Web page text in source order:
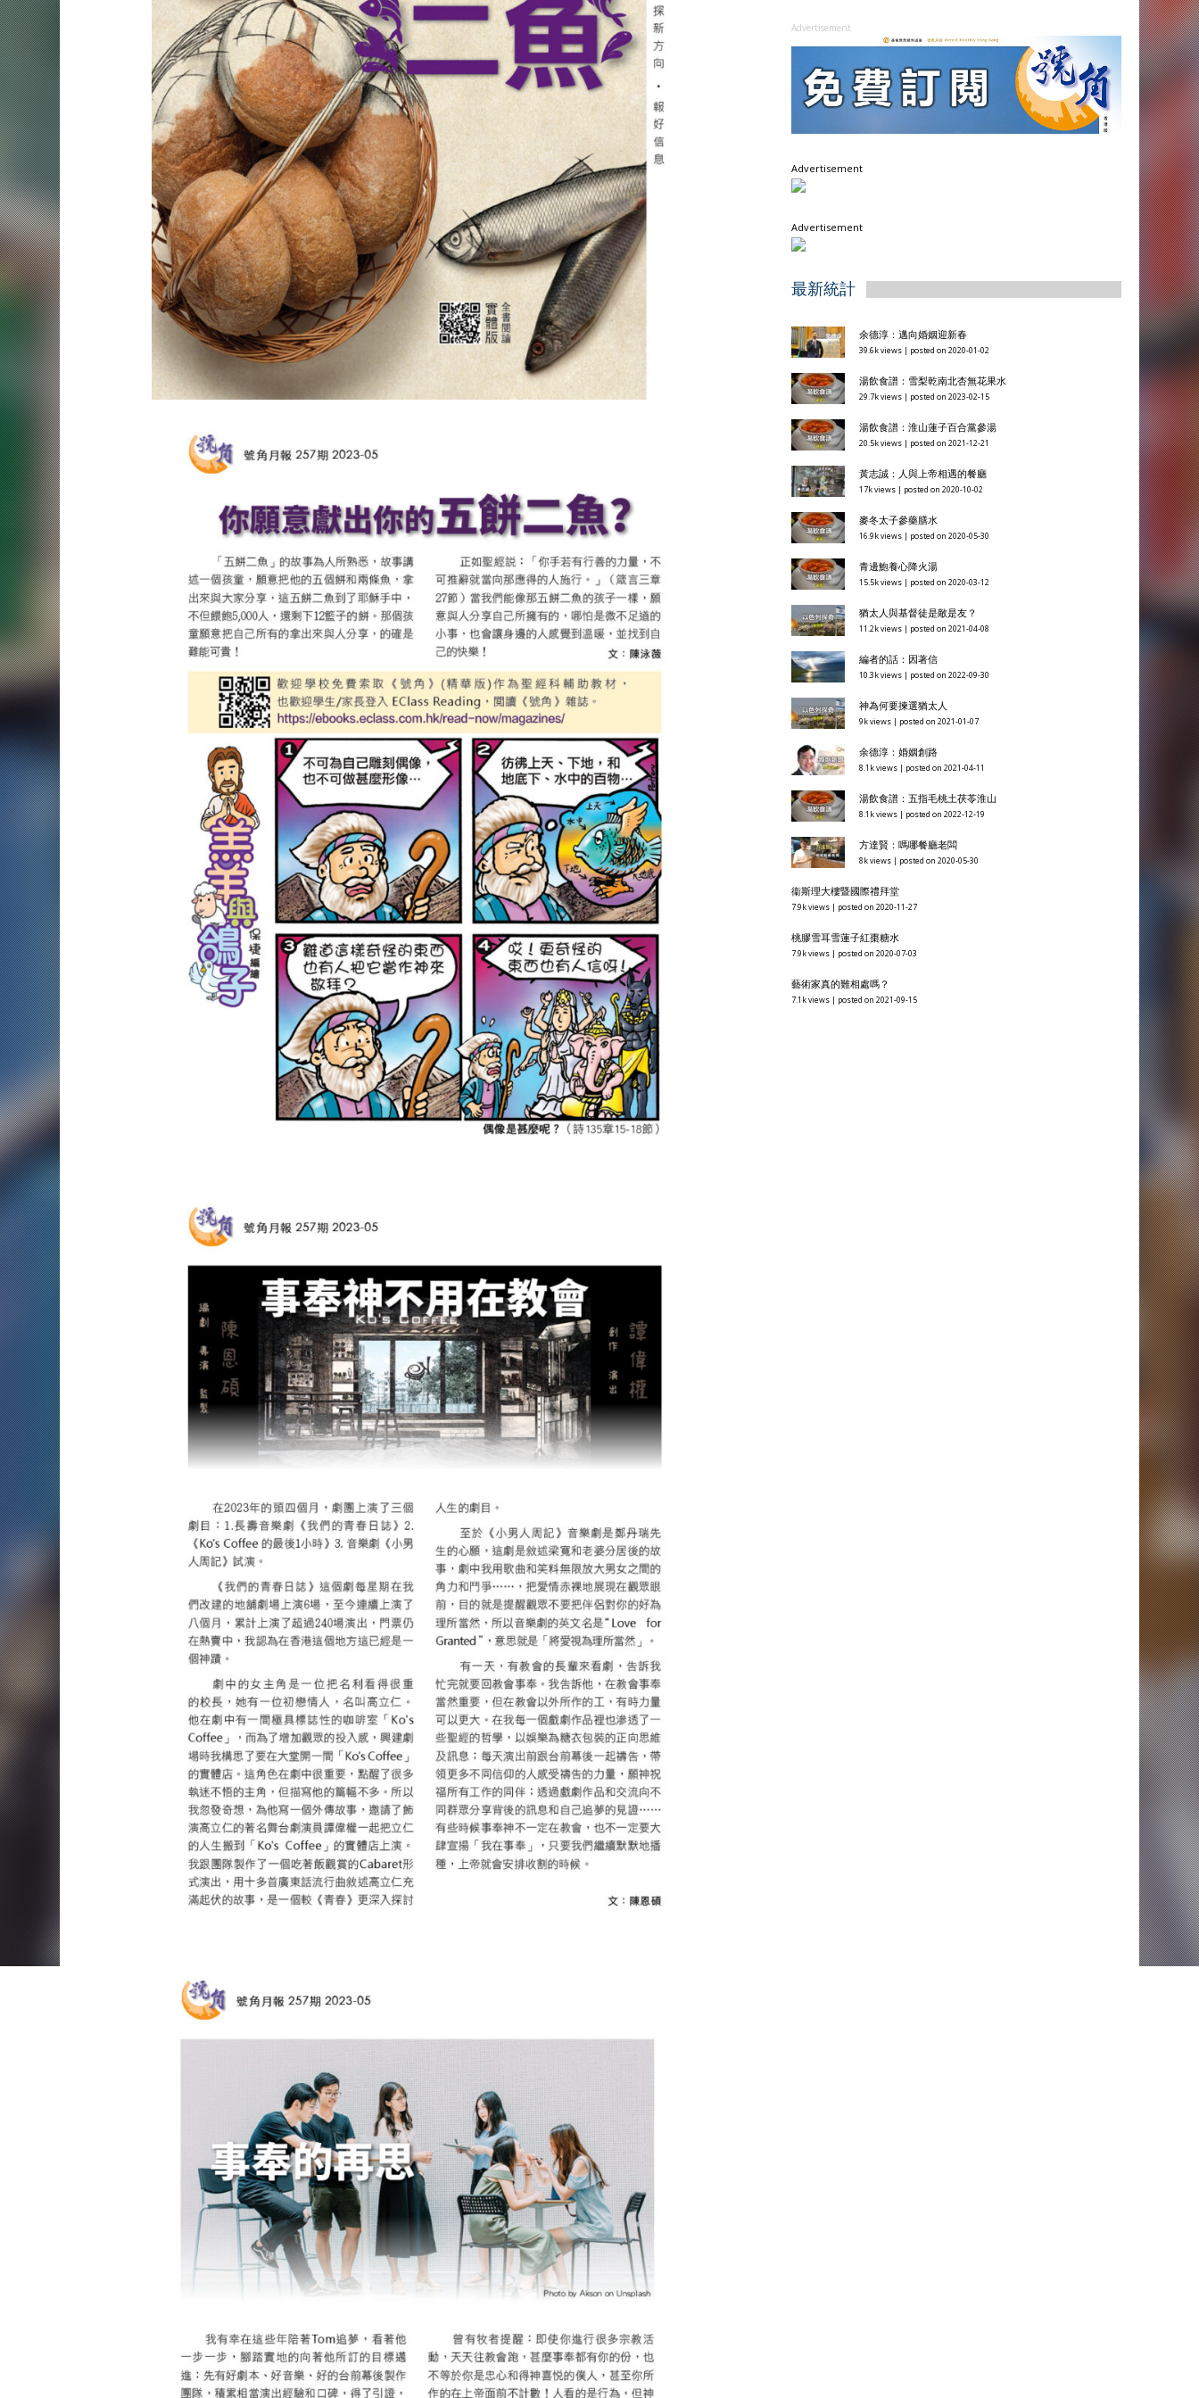
Advertisement
Advertisement
Advertisement
最新統計
余德淳：邁向婚姻迎新春
39.6k views posted on 2020-01-02
湯飲食譜：雪梨乾南北杏無花果水
29.7k views posted on 2023-02-15
湯飲食譜：淮山蓮子百合黨參湯
20.5k views posted on 2021-12-21
黃志誠：人與上帝相遇的餐廳
17k views posted on 2020-10-02
麥冬太子參藥膳水
16.9k views posted on 2020-05-30
青邊鮑養心降火湯
15.5k views posted on 2020-03-12
猶太人與基督徒是敵是友？
11.2k views posted on 2021-04-08
編者的話：因著信
10.3k views posted on 2022-09-30
神為何要揀選猶太人
9k views posted on 2021-01-07
余德淳：婚姻創路
8.1k views posted on 2021-04-11
湯飲食譜：五指毛桃土茯苓淮山
8.1k views posted on 2022-12-19
方達賢：嗎哪餐廳老闆
8k views posted on 2020-05-30
衞斯理大樓暨國際禮拜堂
7.9k views posted on 2020-11-27
桃膠雪耳雪蓮子紅棗糖水
7.9k views posted on 2020-07-03
藝術家真的難相處嗎？
7.1k views posted on 2021-09-15